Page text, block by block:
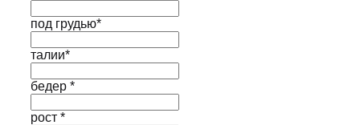
под грудью*
талии*
бедер *
рост *